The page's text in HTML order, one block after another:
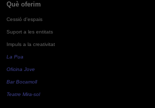
Què oferim
Cessió d'espais
Suport a les entitats
Impuls a la creativitat
La Pua
Oficina Jove
Bar Bocamoll
Teatre Mira-sol